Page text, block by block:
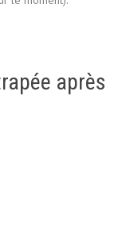
après